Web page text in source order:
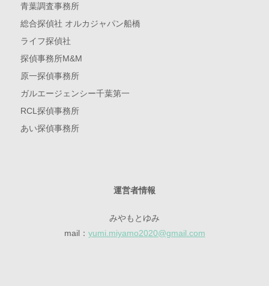
青葉調査事務所
総合探偵社 オルカジャパン船橋
ライフ探偵社
探偵事務所M&M
原一探偵事務所
ガルエージェンシー千葉第一
RCL探偵事務所
あい探偵事務所
運営者情報
みやもとゆみ
mail： yumi.miyamo2020@gmail.com